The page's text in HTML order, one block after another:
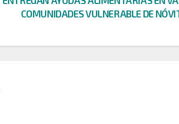
COMUNIDADES VULNERABLE DE